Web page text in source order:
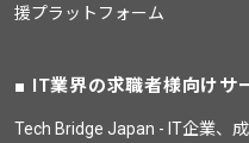
援プラットフォーム
IT業界の求職者様向けサ
Tech Bridge Japan - IT企業、